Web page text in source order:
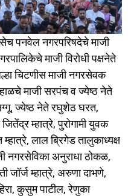
नगरपरिषदेचे माजी
माजी विरोधी पक्षनेते
चिटणीस माजी नगरसेवक
माजी सरपंच व ज्येष्ठ नेते
ज्येष्ठ नेते रघुशेठ घरत,
म्हात्रे, पुरोगामी युवक
लाल ब्रिगेड तालुकाध्यक्ष
नगरसेविका अनुराधा ठोकळ,
जॉर्ज म्हात्रे, अरुणा दाभणे,
कुसुम पाटील, रेणुका